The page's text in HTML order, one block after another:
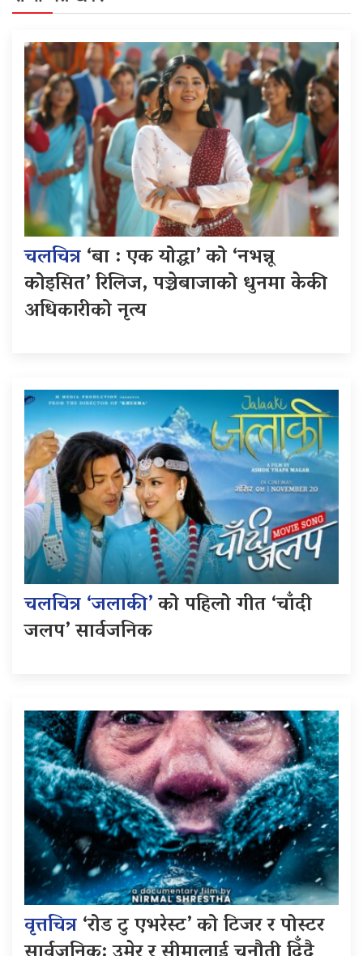
चलचित्र‘बा : एक योद्धा’ को ‘नभन्नू
कोइसित’ रिलिज, पञ्चेबाजाको धुनमा केकी
अधिकारीको नृत्य
चलचित्र ‘जलाकी’को पहिलो गीत ‘चाँदी
जलप’ सार्वजनिक
वृत्तचित्र‘रोड टु एभरेस्ट’ को टिजर र पोस्टर